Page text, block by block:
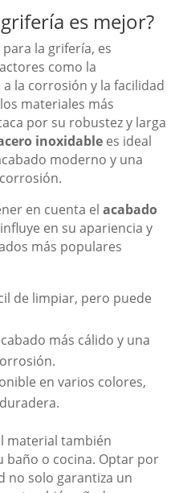
es mejor?
la grifería, es
como la
la corrosión y la facilidad
materiales más
por su robustez y larga
inoxidable es ideal
moderno y una
en cuenta elacabado
en su apariencia y
más populares
de limpiar, pero puede
más cálido y una
en varios colores,
material también
baño o cocina. Optar por
no solo garantiza un